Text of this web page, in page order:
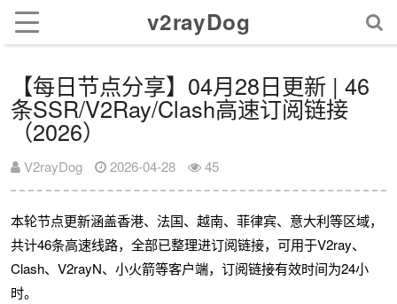
v2rayDog
【每日节点分享】04月28日更新 | 46
条SSR/V2Ray/Clash高速订阅链接
（2026）
V2rayDog 2026-04-28 45
本轮节点更新涵盖香港、法国、越南、菲律宾、意大利等区域，
共计46条高速线路，全部已整理进订阅链接，可用于V2ray、
Clash、V2rayN、小火箭等客户端，订阅链接有效时间为24小
时。